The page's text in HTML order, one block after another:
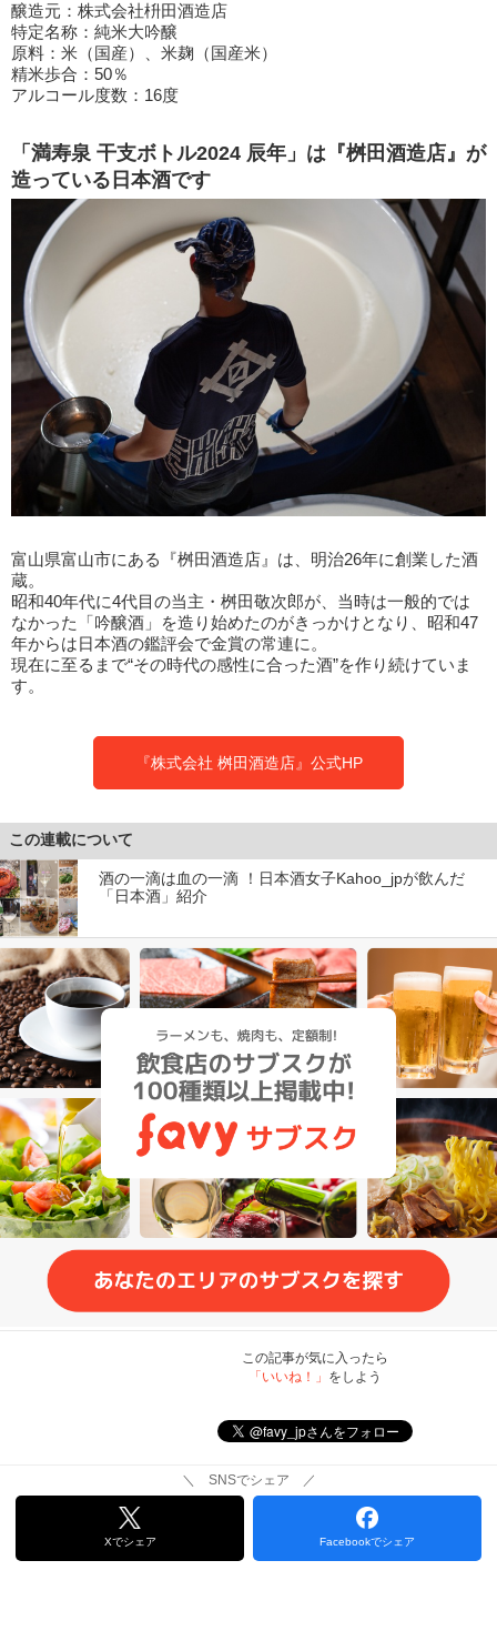
醸造元：株式会社枡田酒造店
特定名称：純米大吟醸
原料：米（国産）、米麹（国産米）
精米歩合：50％
アルコール度数：16度
「満寿泉 干支ボトル2024 辰年」は『桝田酒造店』が
造っている日本酒です
富山県富山市にある『桝田酒造店』は、明治26年に創業した酒
蔵。
昭和40年代に4代目の当主・桝田敬次郎が、当時は一般的では
なかった「吟醸酒」を造り始めたのがきっかけとなり、昭和47
年からは日本酒の鑑評会で金賞の常連に。
現在に至るまで“その時代の感性に合った酒”を作り続けていま
す。
『株式会社 桝田酒造店』公式HP
この連載について
酒の一滴は血の一滴 ！日本酒女子Kahoo_jpが飲んだ
「日本酒」紹介
この記事が気に入ったら
「いいね！」 をしよう
＼ SNSでシェア ／
Xでシェア Facebookでシェア